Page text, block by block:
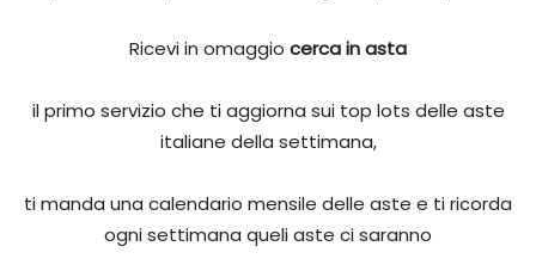
Ricevi in omaggio cerca in asta
il primo servizio che ti aggiorna sui top lots delle aste
italiane della settimana,
ti manda una calendario mensile delle aste e ti ricorda
ogni settimana queli aste ci saranno